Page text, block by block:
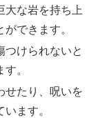
大な岩を持ち上
できます。
つけられないと
。
せたり、呪いを
ます。